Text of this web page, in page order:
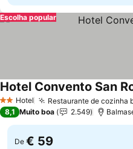
Escolha popular
2 Estrelas
Hotel Restaurante de cozinha
Hotel Convento San
8,1 Muito boa 2.549
De € 59